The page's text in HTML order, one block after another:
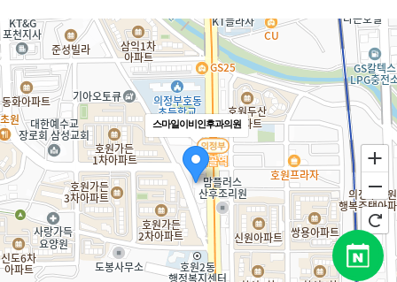
스마일이비인후과의원